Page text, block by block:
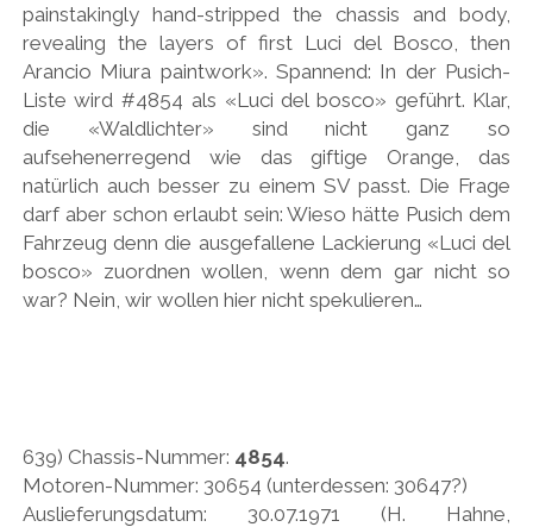
LAMBORGHINI
LOTUS
MASERATI
MAZDA
MOTORRAD
NISSAN
OPEL
RACING
REDAKTION
painstakingly hand-stripped the chassis and body,
revealing the layers of first Luci del Bosco, then
Arancio Miura paintwork». Spannend: In der Pusich-
Liste wird #4854 als «Luci del bosco» geführt. Klar,
die «Waldlichter» sind nicht ganz so
aufsehenerregend wie das giftige Orange, das
natürlich auch besser zu einem SV passt. Die Frage
darf aber schon erlaubt sein: Wieso hätte Pusich dem
Fahrzeug denn die ausgefallene Lackierung «Luci del
bosco» zuordnen wollen, wenn dem gar nicht so
war? Nein, wir wollen hier nicht spekulieren…
639) Chassis-Nummer: 4854.
Motoren-Nummer: 30654 (unterdessen: 30647?)
Auslieferungsdatum: 30.07.1971 (H. Hahne,